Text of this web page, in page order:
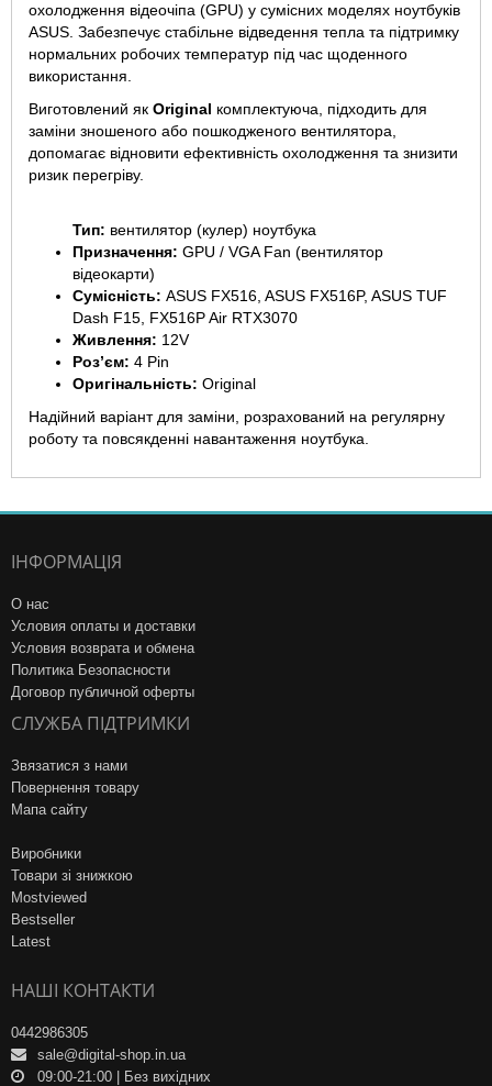
охолодження відеочіпа (GPU) у сумісних моделях ноутбуків
ASUS. Забезпечує стабільне відведення тепла та підтримку
нормальних робочих температур під час щоденного
використання.
Виготовлений як Original комплектуюча, підходить для
заміни зношеного або пошкодженого вентилятора,
допомагає відновити ефективність охолодження та знизити
ризик перегріву.
Тип: вентилятор (кулер) ноутбука
Призначення: GPU / VGA Fan (вентилятор
відеокарти)
Сумісність: ASUS FX516, ASUS FX516P, ASUS TUF
Dash F15, FX516P Air RTX3070
Живлення: 12V
Роз’єм: 4 Pin
Оригінальність: Original
Надійний варіант для заміни, розрахований на регулярну
роботу та повсякденні навантаження ноутбука.
ІНФОРМАЦІЯ
О нас
Условия оплаты и доставки
Условия возврата и обмена
Политика Безопасности
Договор публичной оферты
СЛУЖБА ПІДТРИМКИ
Звязатися з нами
Повернення товару
Мапа сайту
Виробники
Товари зі знижкою
Mostviewed
Bestseller
Latest
НАШІ КОНТАКТИ
0442986305
sale@digital-shop.in.ua
09:00-21:00 | Без вихідних